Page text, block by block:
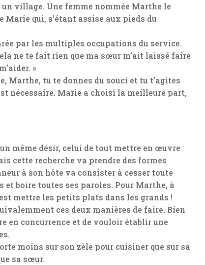
village. Une femme nommée Marthe le
qui, s’étant assise aux pieds du
par les multiples occupations du service.
ne te fait rien que ma sœur m’ait laissé faire
»
Marthe, tu te donnes du souci et tu t’agites
nécessaire. Marie a choisi la meilleure part,
même désir, celui de tout mettre en œuvre
cette recherche va prendre des formes
à son hôte va consister à cesser toute
et boire toutes ses paroles. Pour Marthe, à
mettre les petits plats dans les grands !
ces deux manières de faire. Bien
en concurrence et de vouloir établir une
moins sur son zèle pour cuisiner que sur sa
sa sœur.